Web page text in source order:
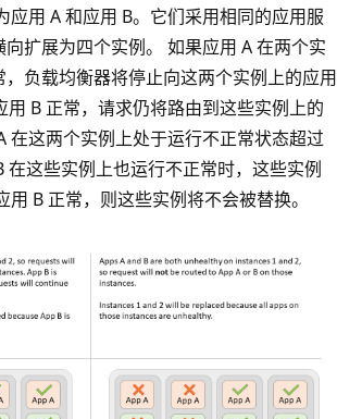
应用 A 和应用 B。它们采用相同的应用服
扩展为四个实例。 如果应用 A 在两个实
负载均衡器将停止向这两个实例上的应用
用 B 正常，请求仍将路由到这些实例上的
在这两个实例上处于运行不正常状态超过
在这些实例上也运行不正常时，这些实例
用 B 正常，则这些实例将不会被替换。